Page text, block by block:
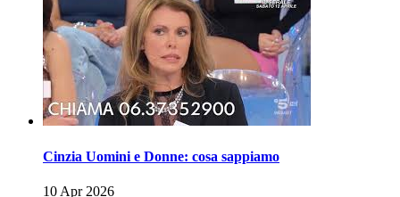
Cinzia Uomini e Donne: cosa sappiamo
10 Apr 2026